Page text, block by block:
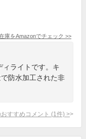
庫をAmazonでチェック >>
ィライトです。キ
防水加工された非
すすめコメント (1 件) >